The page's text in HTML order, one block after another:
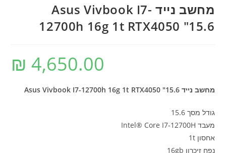
מחשב נייד Asus Vivbook I7-
12700h 16g 1t RTX4050 "15.6
₪ 4,650.00
מחשב נייד Asus Vivbook I7-12700h 16g 1t RTX4050 "15.6
גודל מסך 15.6
מעבד Intel® Core I7-12700H
אחסון 1t
נפח זיכרון 16gb